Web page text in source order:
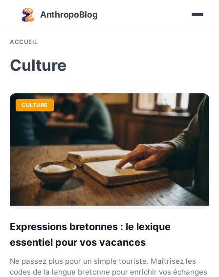
AnthropoBlog
ACCUEIL
Culture
CULTURE
Expressions bretonnes : le lexique
essentiel pour vos vacances
Ne passez plus pour un simple touriste. Maîtrisez les
codes de la langue bretonne pour enrichir vos échanges